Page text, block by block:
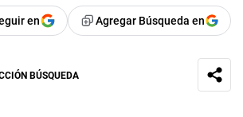
en Agregar Búsqueda en
BÚSQUEDA